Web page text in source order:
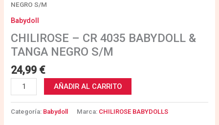
NEGRO S/M
Babydoll
CHILIROSE – CR 4035 BABYDOLL &
TANGA NEGRO S/M
24,99 €
AÑADIR AL CARRITO
Categoría: Babydoll Marca: CHILIROSE BABYDOLLS